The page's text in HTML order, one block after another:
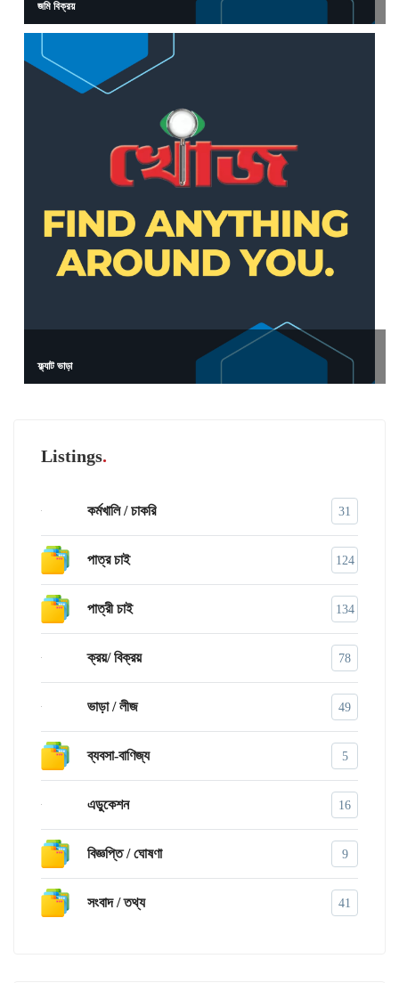
জমি বিক্রয়
ফ্ল্যাট ভাড়া
Listings
কর্মখালি / চাকরি 31
পাত্র চাই 124
পাত্রী চাই 134
ক্রয়/ বিক্রয় 78
ভাড়া / লীজ 49
ব্যবসা-বাণিজ্য 5
এডুকেশন 16
বিজ্ঞপ্তি / ঘোষণা 9
সংবাদ / তথ্য 41